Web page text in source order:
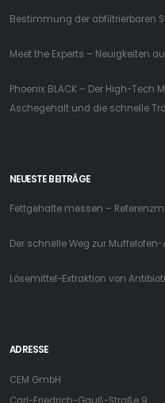
Bestimmung der abfiltrierbaren
Meet the Experts – Neuigkeiten
Phoenix BLACK – Der High-Tech
Aschegehalt und die schnelle
NEUESTE BEITRÄGE
Fettgehalte messen –
Der schnelle Weg zur
Lösemittel-Extraktion von
ADRESSE
CEM GmbH